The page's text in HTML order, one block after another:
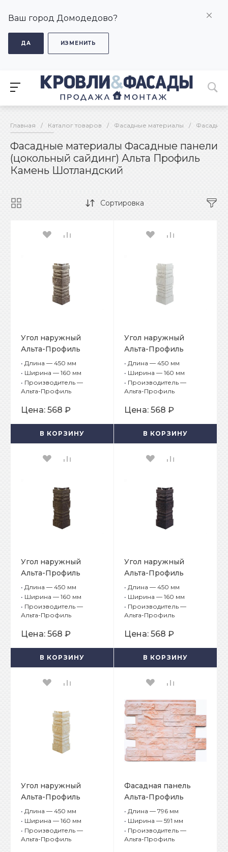
Ваш город Домодедово?
ДА ИЗМЕНИТЬ
Главная / Каталог товаров / Фасадные материалы /
Фасадные материалы Фасадные панели
(цокольный сайдинг) Альта Профиль
Камень Шотландский
Сортировка
Угол наружный
Альта-Профиль
Камень
Шотландский
Линвуд
• Длина — 450 мм
• Ширина — 160 мм
• Производитель —
Альта-Профиль
Цена: 568 ₽
В КОРЗИНУ
Угол наружный
Альта-Профиль
Камень
Шотландский
Абердин
• Длина — 450 мм
• Ширина — 160 мм
• Производитель —
Альта-Профиль
Цена: 568 ₽
В КОРЗИНУ
Угол наружный
Альта-Профиль
Камень
Шотландский
Блэкберн
• Длина — 450 мм
• Ширина — 160 мм
• Производитель —
Альта-Профиль
Цена: 568 ₽
В КОРЗИНУ
Угол наружный
Альта-Профиль
Камень
Шотландский Глазго
• Длина — 450 мм
• Ширина — 160 мм
• Производитель —
Альта-Профиль
Цена: 568 ₽
В КОРЗИНУ
Угол наружный
Альта-Профиль
Камень
Шотландский
Милтон
• Длина — 450 мм
• Ширина — 160 мм
• Производитель —
Альта-Профиль
Фасадная панель
Альта-Профиль
Камень
Шотландский
Милтон
• Длина — 796 мм
• Ширина — 591 мм
• Производитель —
Альта-Профиль